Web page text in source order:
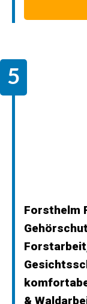
Forsthelm
&